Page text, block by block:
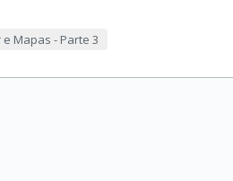
Mapas - Parte 3